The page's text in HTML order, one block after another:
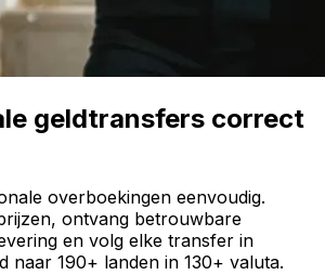
geldtransfers correct
overboekingen eenvoudig.
ontvang betrouwbare
en volg elke transfer in
naar 190+ landen in 130+ valuta.